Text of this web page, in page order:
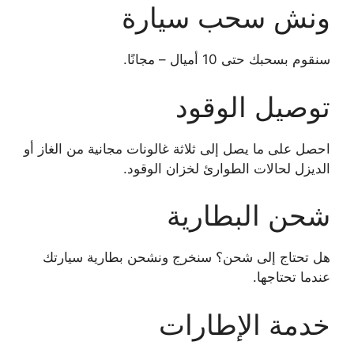
ونش سحب سيارة
سنقوم بسحبك حتى 10 أميال – مجانًا.
توصيل الوقود
احصل على ما يصل إلى ثلاثة غالونات مجانية من الغاز أو
الديزل لحالات الطوارئ لخزان الوقود.
شحن البطارية
هل تحتاج إلى شحن؟ سنخرج ونشحن بطارية سيارتك
عندما تحتاجها.
خدمة الإطارات